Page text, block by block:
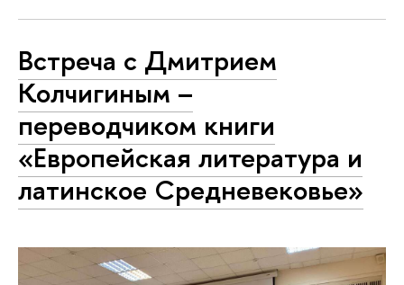
Встреча с Дмитрием
Колчигиным –
переводчиком книги
«Европейская литература и
латинское Средневековье»